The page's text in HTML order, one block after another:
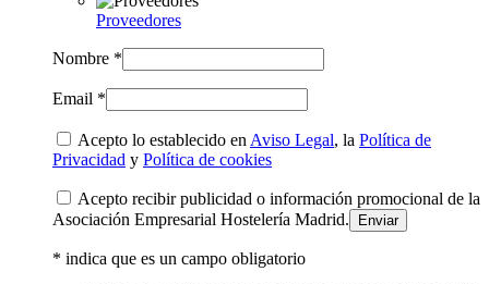
Proveedores
Nombre *
Email *
Acepto lo establecido en Aviso Legal, la Política de
Privacidad y Política de cookies
Acepto recibir publicidad o información promocional de la
Asociación Empresarial Hostelería Madrid.
* indica que es un campo obligatorio